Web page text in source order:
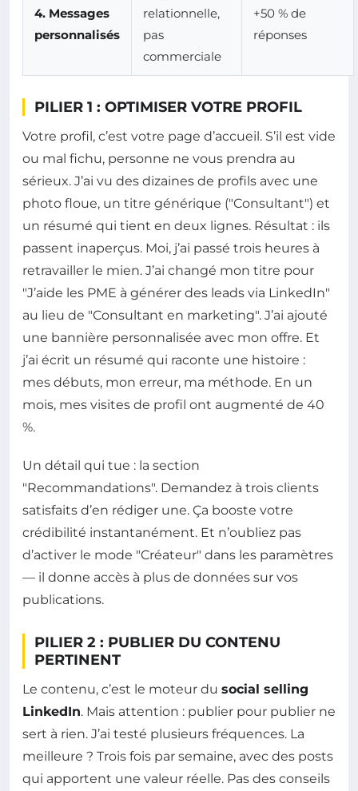
4. Messages
personnalisés
relationnelle,
pas
commerciale
+50 % de
réponses
PILIER 1 : OPTIMISER VOTRE PROFIL
Votre profil, c’est votre page d’accueil. S’il est vide
ou mal fichu, personne ne vous prendra au
sérieux. J’ai vu des dizaines de profils avec une
photo floue, un titre générique ("Consultant") et
un résumé qui tient en deux lignes. Résultat : ils
passent inaperçus. Moi, j’ai passé trois heures à
retravailler le mien. J’ai changé mon titre pour
"J’aide les PME à générer des leads via LinkedIn"
au lieu de "Consultant en marketing". J’ai ajouté
une bannière personnalisée avec mon offre. Et
j’ai écrit un résumé qui raconte une histoire :
mes débuts, mon erreur, ma méthode. En un
mois, mes visites de profil ont augmenté de 40
%.
Un détail qui tue : la section
"Recommandations". Demandez à trois clients
satisfaits d’en rédiger une. Ça booste votre
crédibilité instantanément. Et n’oubliez pas
d’activer le mode "Créateur" dans les paramètres
— il donne accès à plus de données sur vos
publications.
PILIER 2 : PUBLIER DU CONTENU
PERTINENT
Le contenu, c’est le moteur du social selling
LinkedIn. Mais attention : publier pour publier ne
sert à rien. J’ai testé plusieurs fréquences. La
meilleure ? Trois fois par semaine, avec des posts
qui apportent une valeur réelle. Pas des conseils